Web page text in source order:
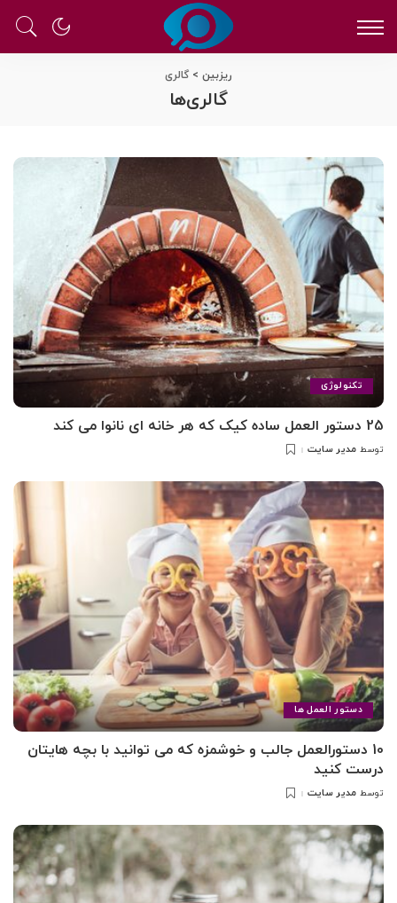
ریزبین > گالری
گالری‌‌ها
تکنولوژی
25 دستور العمل ساده کیک که هر خانه ای نانوا می کند
ارسال
توسط مدیر سایت
دستور العمل ها
10 دستورالعمل جالب و خوشمزه که می توانید با بچه هایتان
درست کنید
ارسال
توسط مدیر سایت